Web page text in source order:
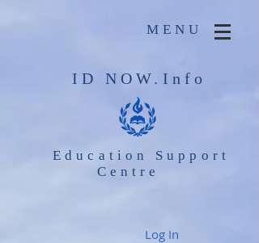
MENU
ID NOW.Info
Education Support
Centre
Log In